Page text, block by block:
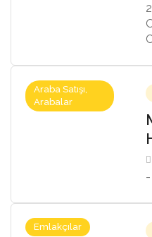
Araba Satışı,
Arabalar
Emlakçılar